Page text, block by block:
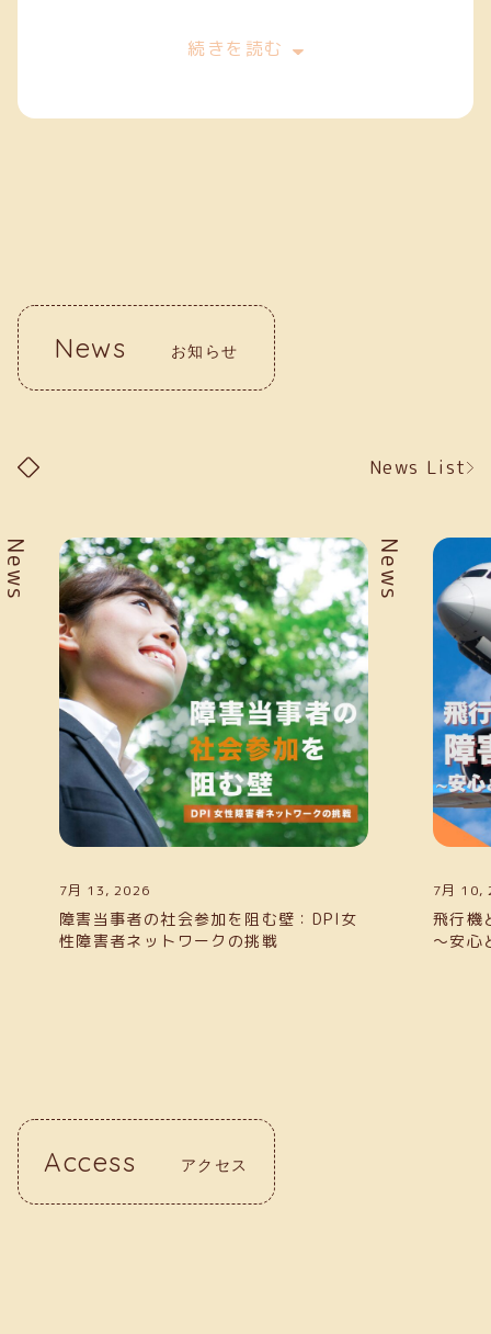
今は、一般就労を目指してスキルを磨きな
す。クリーフでの経験が、自分の「働く
続きを読む
News お知らせ
News List
News
お知らせ
News
7月 10, 2026
飛行機と空港での障害当事者サポート
～安心と快適さを提供するために～
6月
みん
者雇
Access アクセス